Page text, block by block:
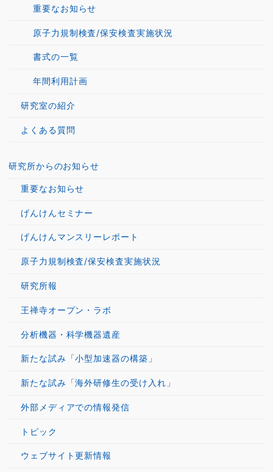
重要なお知らせ
原子力規制検査/保安検査実施状況
書式の一覧
年間利用計画
研究室の紹介
よくある質問
研究所からのお知らせ
重要なお知らせ
げんけんセミナー
げんけんマンスリーレポート
原子力規制検査/保安検査実施状況
研究所報
王禅寺オープン・ラボ
分析機器・科学機器遺産
新たな試み「小型加速器の構築」
新たな試み「海外研修生の受け入れ」
外部メディアでの情報発信
トピック
ウェブサイト更新情報